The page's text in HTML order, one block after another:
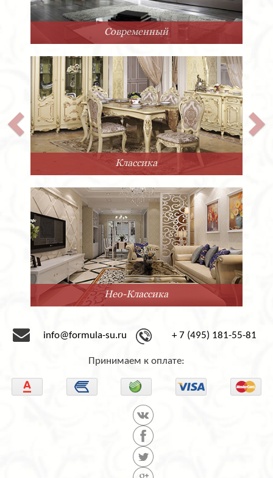
Современный
Нео-Классика
info@formula-su.ru + 7 (495) 181-55-81
Принимаем к оплате: